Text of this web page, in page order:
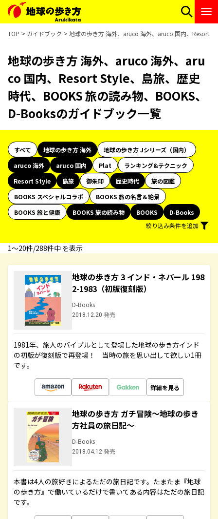
TOP ガイドブック 地球の歩き方 海外、aruco 海外、aruco 国内、Resort
地球の歩き方 海外、aruco 海外、aru
co 国内、Resort Style、島旅、歴史
時代、BOOKS 旅の読み物、BOOKS、
D-Booksのガイドブック一覧
すべて 地球の歩き方 海外
地球の歩き方 Jシリーズ（国内）
aruco 海外
aruco 国内 Plat
ランキング&テクニック
Resort Style
島旅 御朱印 歴史時代
旅の図鑑
BOOKS スペシャルコラボ
BOOKS 旅の名言＆絶景
BOOKS 旅と健康
BOOKS 旅の読み物 BOOKS
D-Books
絞り込み条件を追加
1〜20件/288件中 を表示
地球の歩き方 3 インド・ネパール 198
2-1983（初版復刻版）
D-Books
2018.12.20 発売
1981年、旅人のバイブルとして登場した地球の歩き方インド
の初版が復刻版で再登場！ 当時の旅を思い出して欲しい1冊
です。
詳細を見る
地球の歩き方 ガチ冒険～地球の歩き
方社員の旅日記～
D-Books
2018.04.12 発売
本書は4人の旅好きによるただの旅日記です。たまたま『地球
の歩き方』で働いているだけで書いてある内容はただの旅日記
です。